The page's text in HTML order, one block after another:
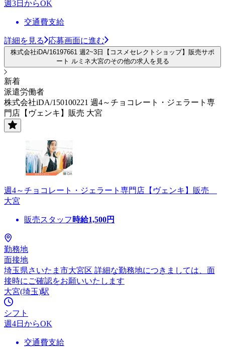
週3日からOK
交通費支給
詳細を見る 応募画面に進む
株式会社iDA/16197661 週2~3日【コスメセレクトショップ】販売サポ
ート ルミネ大宮のその他の求人を見る
新着
派遣労働者
株式会社iDA/150100221 週4～チョコレート・ジェラート専
門店【ヴェンキ】販売 大宮
週4～チョコレート・ジェラート専門店【ヴェンキ】販売
大宮
販売スタッフ 時給1,500円
勤務地
面接地
埼玉県さいたま市大宮区 詳細な勤務地につきましては、面
接時にご確認をお願いいたします
大宮(埼玉)駅
シフト
週4日からOK
交通費支給